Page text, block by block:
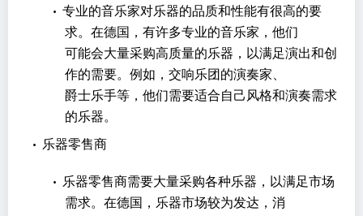
• 专业的音乐家对乐器的品质和性能有很高的要
求。在德国，有许多专业的音乐家，他们
可能会大量采购高质量的乐器，以满足演出和创
作的需要。例如，交响乐团的演奏家、
爵士乐手等，他们需要适合自己风格和演奏需求
的乐器。
• 乐器零售商
• 乐器零售商需要大量采购各种乐器，以满足市场
需求。在德国，乐器市场较为发达，消